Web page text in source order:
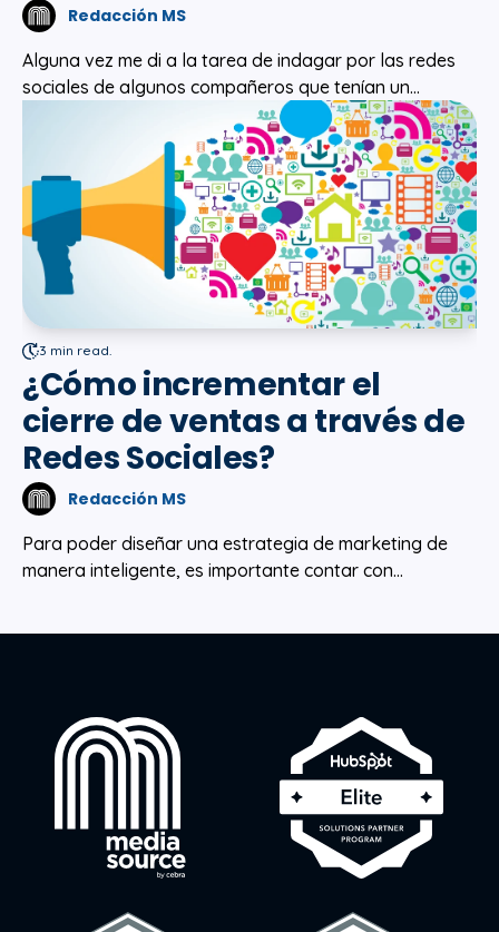
Redacción MS
Alguna vez me di a la tarea de indagar por las redes
sociales de algunos compañeros que tenían un...
3 min read.
¿Cómo incrementar el
cierre de ventas a través de
Redes Sociales?
Redacción MS
Para poder diseñar una estrategia de marketing de
manera inteligente, es importante contar con...